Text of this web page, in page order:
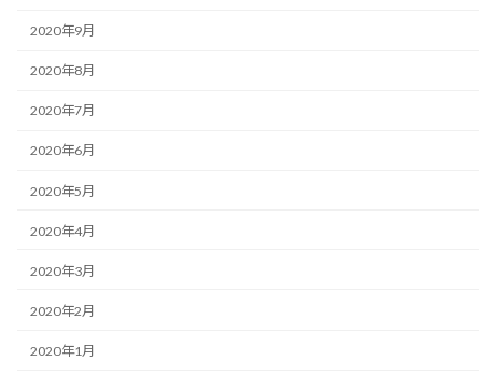
2020年9月
2020年8月
2020年7月
2020年6月
2020年5月
2020年4月
2020年3月
2020年2月
2020年1月